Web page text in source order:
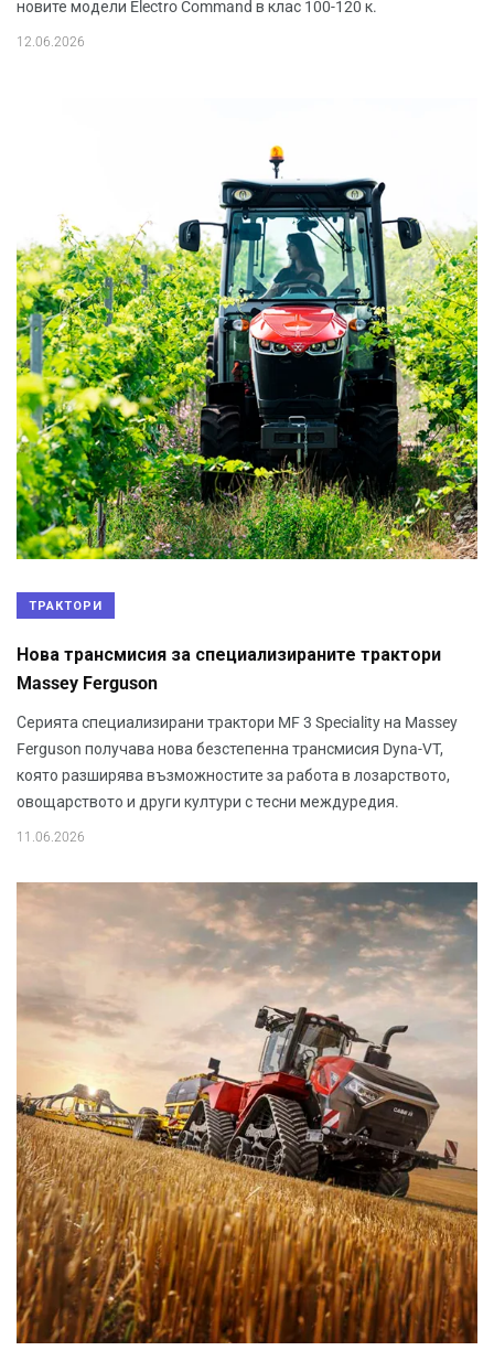
новите модели Electro Command в клас 100-120 к.
12.06.2026
ТРАКТОРИ
Нова трансмисия за специализираните трактори
Massey Ferguson
Серията специализирани трактори MF 3 Speciality на Massey
Ferguson получава нова безстепенна трансмисия Dyna-VT,
която разширява възможностите за работа в лозарството,
овощарството и други култури с тесни междуредия.
11.06.2026